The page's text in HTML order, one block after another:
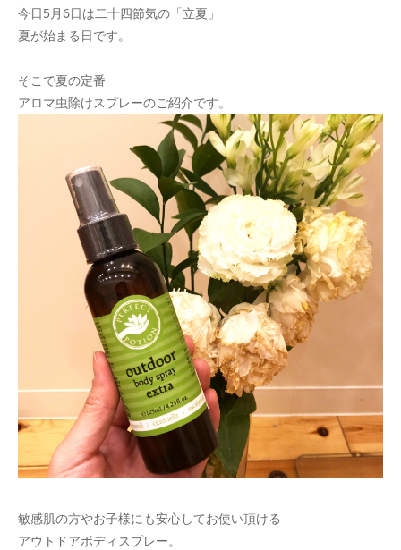
今日5月6日は二十四節気の「立夏」
夏が始まる日です。
そこで夏の定番
アロマ虫除けスプレーのご紹介です。
敏感肌の方やお子様にも安心してお使い頂ける
アウトドアボディスプレー。